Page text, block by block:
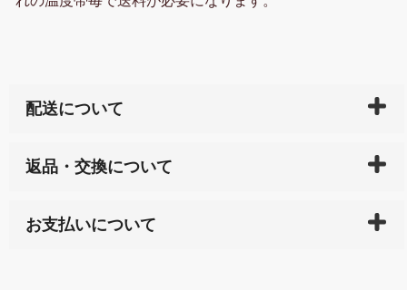
配送について
天ペイ」の方はご注文受付後）、 長崎県下全域に点在
サイト内で購入された商品の送料は、こちらの
全国送
返品・交換について
または配送途中の 事故などで不都合が生じている場合
お支払いについて